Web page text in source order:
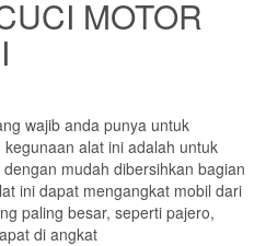
MOTOR
wajib anda punya untuk
kegunaan alat ini adalah untuk
mudah dibersihkan bagian
ini dapat mengangkat mobil dari
paling besar, seperti pajero,
di angkat